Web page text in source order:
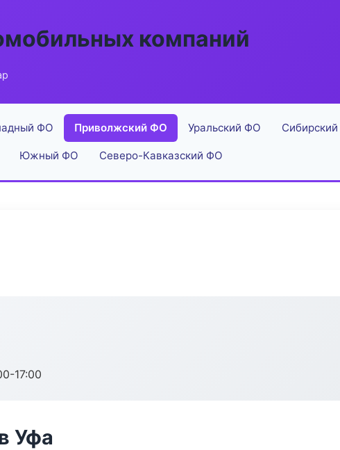
компаний
ФО Приволжский ФО Уральский ФО
Южный ФО Северо-Кавказский ФО
17:00
Уфа